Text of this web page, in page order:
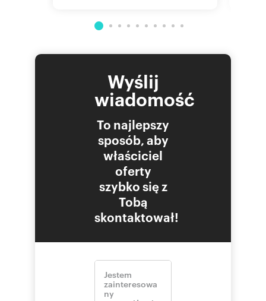
Numer oferty: 309622
Wyślij
wiadomość
To najlepszy
sposób, aby
właściciel
oferty
szybko się z
Tobą
skontaktował!